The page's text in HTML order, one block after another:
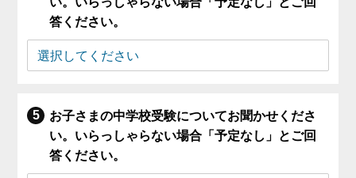
答ください。
お子さまの中学校受験についてお聞かせくださ
い。いらっしゃらない場合「予定なし」とご回
答ください。